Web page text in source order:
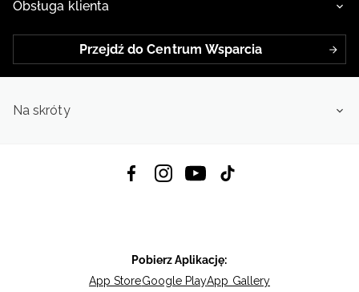
Obsługa klienta
Przejdź do Centrum Wsparcia
Na skróty
Pobierz Aplikację:
App StoreGoogle PlayApp Gallery